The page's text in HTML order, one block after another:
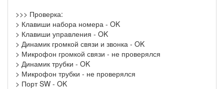
>>> Проверка:
> Клавиши набора номера - OK
> Клавиши управления - OK
> Динамик громкой связи и звонка - OK
> Микрофон громкой связи - не проверялся
> Динамик трубки - OK
> Микрофон трубки - не проверялся
> Порт SW - OK